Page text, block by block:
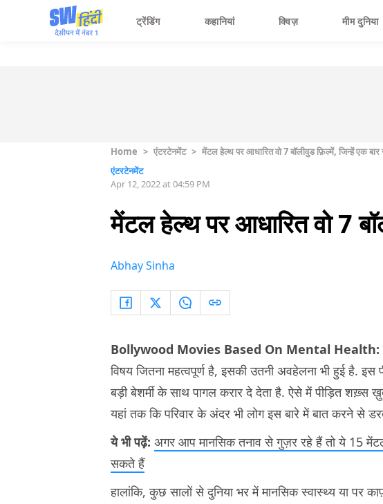
ट्रेंडिंग कहानियां क्विज़ मीम दुनिया
Home > एंटरटेनमेंट > मेंटल हेल्थ पर आधारित वो 7 बॉलीवुड फ़िल्में, जिन्हें एक
एंटरटेनमेंट
Apr 12, 2022 at 04:59 PM
मेंटल हेल्थ पर आधारित वो 7
Abhay Sinha
Bollywood Movies Based On Mental Health:
विषय जितना महत्वपूर्ण है, इसकी उतनी अवहेलना भी हुई है.
बड़ी बेशर्मी के साथ पागल करार दे देता है. ऐसे में पीड़ित शख़्स
यहां तक कि परिवार के अंदर भी लोग इस बारे में बात करने से
ये भी पढ़ें: अगर आप मानसिक तनाव से गुज़र रहे हैं तो ये 15
सकते हैं
हालांकि, कुछ सालों से दुनिया भर में मानसिक स्वास्थ्य या पर